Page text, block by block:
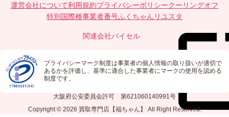
運営会社について利用規約プライバシーポリシークーリングオフ
特別国際種事業者番号ふくちゃんリユスタ
関連会社バイセル
プライバシーマーク制度は事業者の個人情報の取り扱いが適切で
あるかを評価し、基準に適合した事業者にマークの使用を認める
制度です。
大阪府公安委員会許可 第621060140991号
Copyright © 2026 買取専門店【福ちゃん】 All Right Reserved.